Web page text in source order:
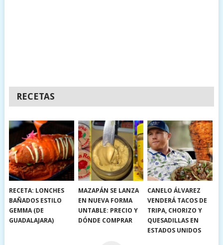
RECETAS
RECETA: LONCHES
BAÑADOS ESTILO
GEMMA (DE
GUADALAJARA)
MAZAPÁN SE LANZA
EN NUEVA FORMA
UNTABLE: PRECIO Y
DÓNDE COMPRAR
CANELO ÁLVAREZ
VENDERÁ TACOS DE
TRIPA, CHORIZO Y
QUESADILLAS EN
ESTADOS UNIDOS